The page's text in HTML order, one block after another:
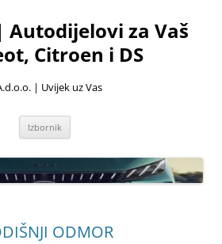
Autodijelovi za Vaš
Citroen i DS
| Uvijek uz Vas
Izbornik
ODMOR